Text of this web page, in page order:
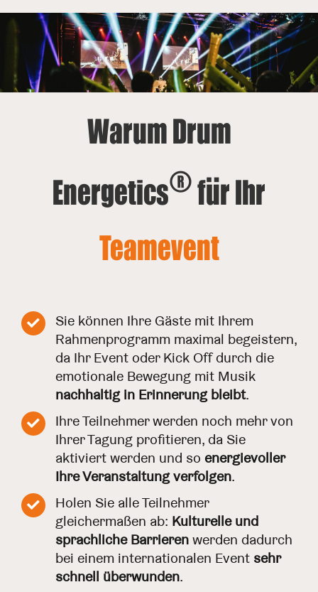
Warum Drum
Energetics®für Ihr
Teamevent
Sie können Ihre Gäste mit Ihrem
Rahmenprogramm maximal begeistern,
da Ihr Event oder Kick Off durch die
emotionale Bewegung mit Musik
nachhaltig in Erinnerung bleibt.
Ihre Teilnehmer werden noch mehr von
Ihrer Tagung profitieren, da Sie
aktiviert werden und so energievoller
Ihre Veranstaltung verfolgen.
Holen Sie alle Teilnehmer
gleichermaßen ab: Kulturelle und
sprachliche Barrierenwerden dadurch
bei einem internationalen Event sehr
schnell überwunden.